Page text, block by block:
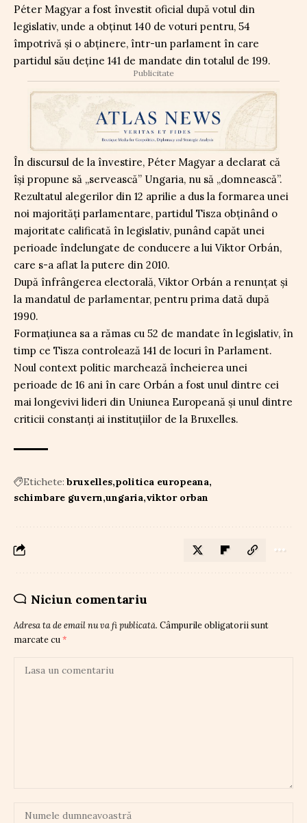
Péter Magyar a fost învestit oficial după votul din
legislativ, unde a obținut 140 de voturi pentru, 54
împotrivă și o abținere, într-un parlament în care
partidul său deține 141 de mandate din totalul de 199.
Publicitate
În discursul de la învestire, Péter Magyar a declarat că
își propune să „servească” Ungaria, nu să „domnească”.
Rezultatul alegerilor din 12 aprilie a dus la formarea unei
noi majorități parlamentare, partidul Tisza obținând o
majoritate calificată în legislativ, punând capăt unei
perioade îndelungate de conducere a lui Viktor Orbán,
care s-a aflat la putere din 2010.
După înfrângerea electorală, Viktor Orbán a renunțat și
la mandatul de parlamentar, pentru prima dată după
1990.
Formațiunea sa a rămas cu 52 de mandate în legislativ, în
timp ce Tisza controlează 141 de locuri în Parlament.
Noul context politic marchează încheierea unei
perioade de 16 ani în care Orbán a fost unul dintre cei
mai longevivi lideri din Uniunea Europeană și unul dintre
criticii constanți ai instituțiilor de la Bruxelles.
Etichete: bruxelles politica europeana
schimbare guvern ungaria viktor orban
Niciun comentariu
Adresa ta de email nu va fi publicată. Câmpurile obligatorii sunt
marcate cu *